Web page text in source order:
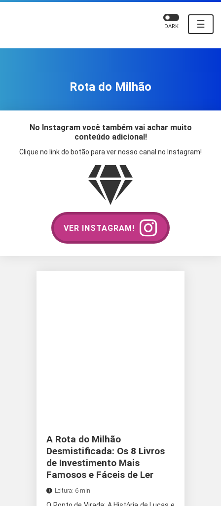
☰
DARK
Rota do Milhão
No Instagram você também vai achar muito
conteúdo adicional!
Clique no link do botão para ver nosso canal no Instagram!
VER INSTAGRAM!
A Rota do Milhão
Desmistificada: Os 8 Livros
de Investimento Mais
Famosos e Fáceis de Ler
Leitura: 6 min